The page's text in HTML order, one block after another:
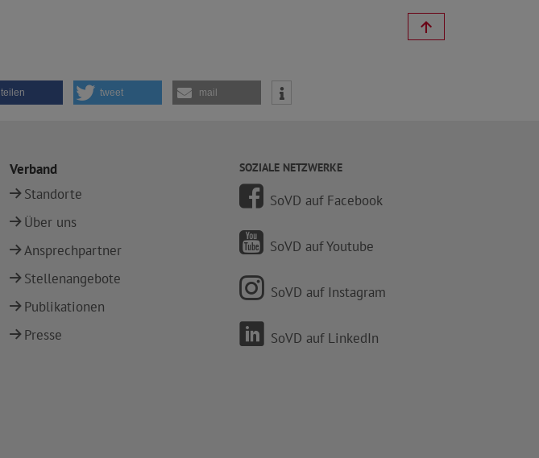
teilen tweet mail
Verband
Standorte
Über uns
Ansprechpartner
Stellenangebote
Publikationen
Presse
SOZIALE NETZWERKE
SoVD auf Facebook
SoVD auf Youtube
SoVD auf Instagram
SoVD auf LinkedIn